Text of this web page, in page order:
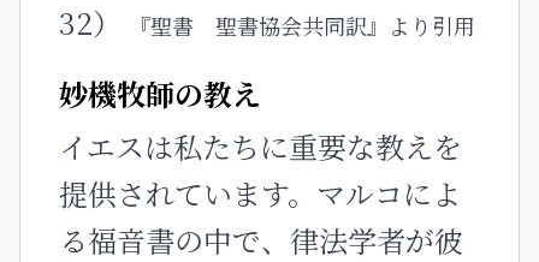
32）
『聖書 聖書協会共同訳』より引用
妙機牧師の教え
イエスは私たちに重要な教えを
提供されています。マルコによ
る福音書の中で、律法学者が彼